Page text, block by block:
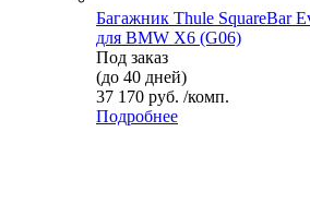
Багажник Thule SquareBar
для BMW X6 (G06)
Под заказ
(до 40 дней)
37 170 руб. /комп.
Подробнее